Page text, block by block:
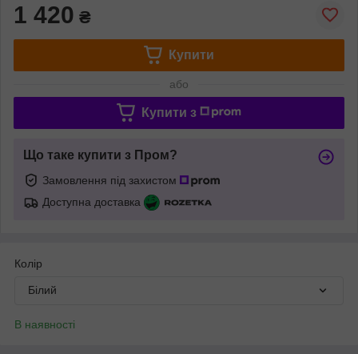
1 420 ₴
Купити
або
Купити з
Що таке купити з Пром?
Замовлення під захистом
Доступна доставка
Колір
Білий
В наявності